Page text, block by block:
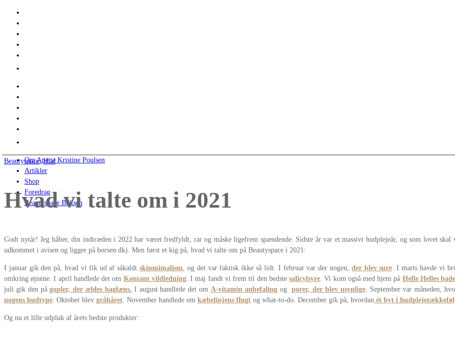
Om Anette Kristine Poulsen
Artikler
Shop
Foredrag
Beautyspace Boksen
Beautyspace,Hud
Hvad vi talte om i 2021
Godt nytår! Jeg håber, din indtræden i 2022 har været fredfyldt, rar og måske ligefrem spændende. Sidste år var et massivt hudplejeår, og som lovet
udkommet i avisen og ligger på borsen.dk). Men først et kig på, hvad vi talte om på Beautyspace i 2021:
I januar gik den på, hvad vi fik ud af såkaldtskinmimalism , og det var faktisk ikke så lidt. I februar var der nogen, der blev sure . I marts havde vi
omkring øjnene. I april handlede det om Kontant vildledning. I maj fandt vi frem til den bedstesalicylsyre . Vi kom også med hjem på Helle Helles
juli gik den pågopler, der ældes baglæns. I august handlede det om A-vitamin anbefalingogporer, der blev usynlige. September var måneden,
nogens hudtype . Oktober blev gråhåret . November handlede om kæbelinjens flugt og what-to-do. December gik på, hvordan ét byt i
Og nu et lille udpluk af årets bedste produkter: